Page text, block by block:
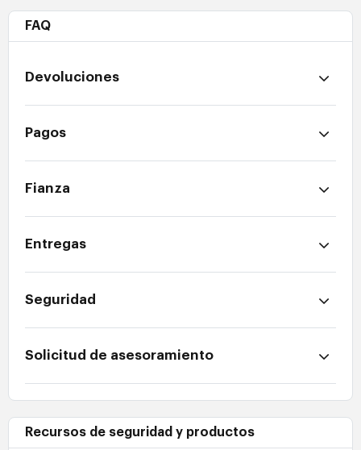
FAQ
Devoluciones
Pagos
Fianza
Entregas
Seguridad
Solicitud de asesoramiento
Recursos de seguridad y productos